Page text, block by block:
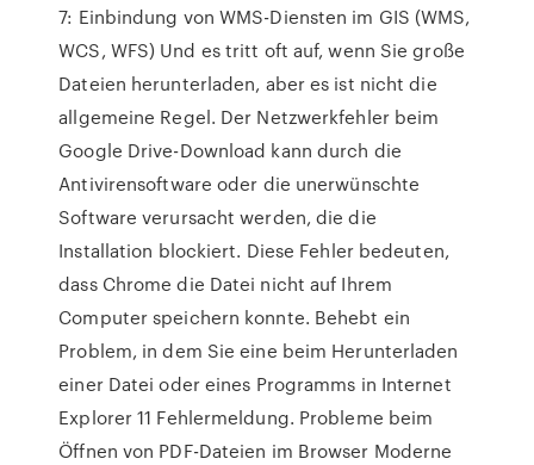
7: Einbindung von WMS-Diensten im GIS (WMS,
WCS, WFS) Und es tritt oft auf, wenn Sie große
Dateien herunterladen, aber es ist nicht die
allgemeine Regel. Der Netzwerkfehler beim
Google Drive-Download kann durch die
Antivirensoftware oder die unerwünschte
Software verursacht werden, die die
Installation blockiert. Diese Fehler bedeuten,
dass Chrome die Datei nicht auf Ihrem
Computer speichern konnte. Behebt ein
Problem, in dem Sie eine beim Herunterladen
einer Datei oder eines Programms in Internet
Explorer 11 Fehlermeldung. Probleme beim
Öffnen von PDF-Dateien im Browser Moderne